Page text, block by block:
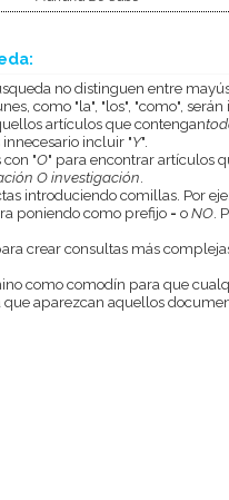
no distinguen entre
como "la", "los", "como", serán
artículos que contengan
incluir "Y".
"O" para encontrar artículos
O investigación
introduciendo comillas. Por
poniendo como prefijo - oNO.
crear consultas más
como comodín para que
aparezcan aquellos